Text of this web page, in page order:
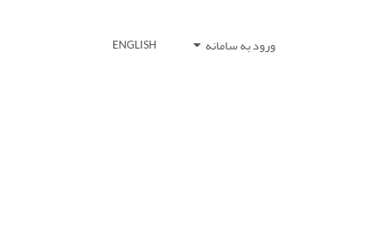
ورود به سامانه ENGLISH